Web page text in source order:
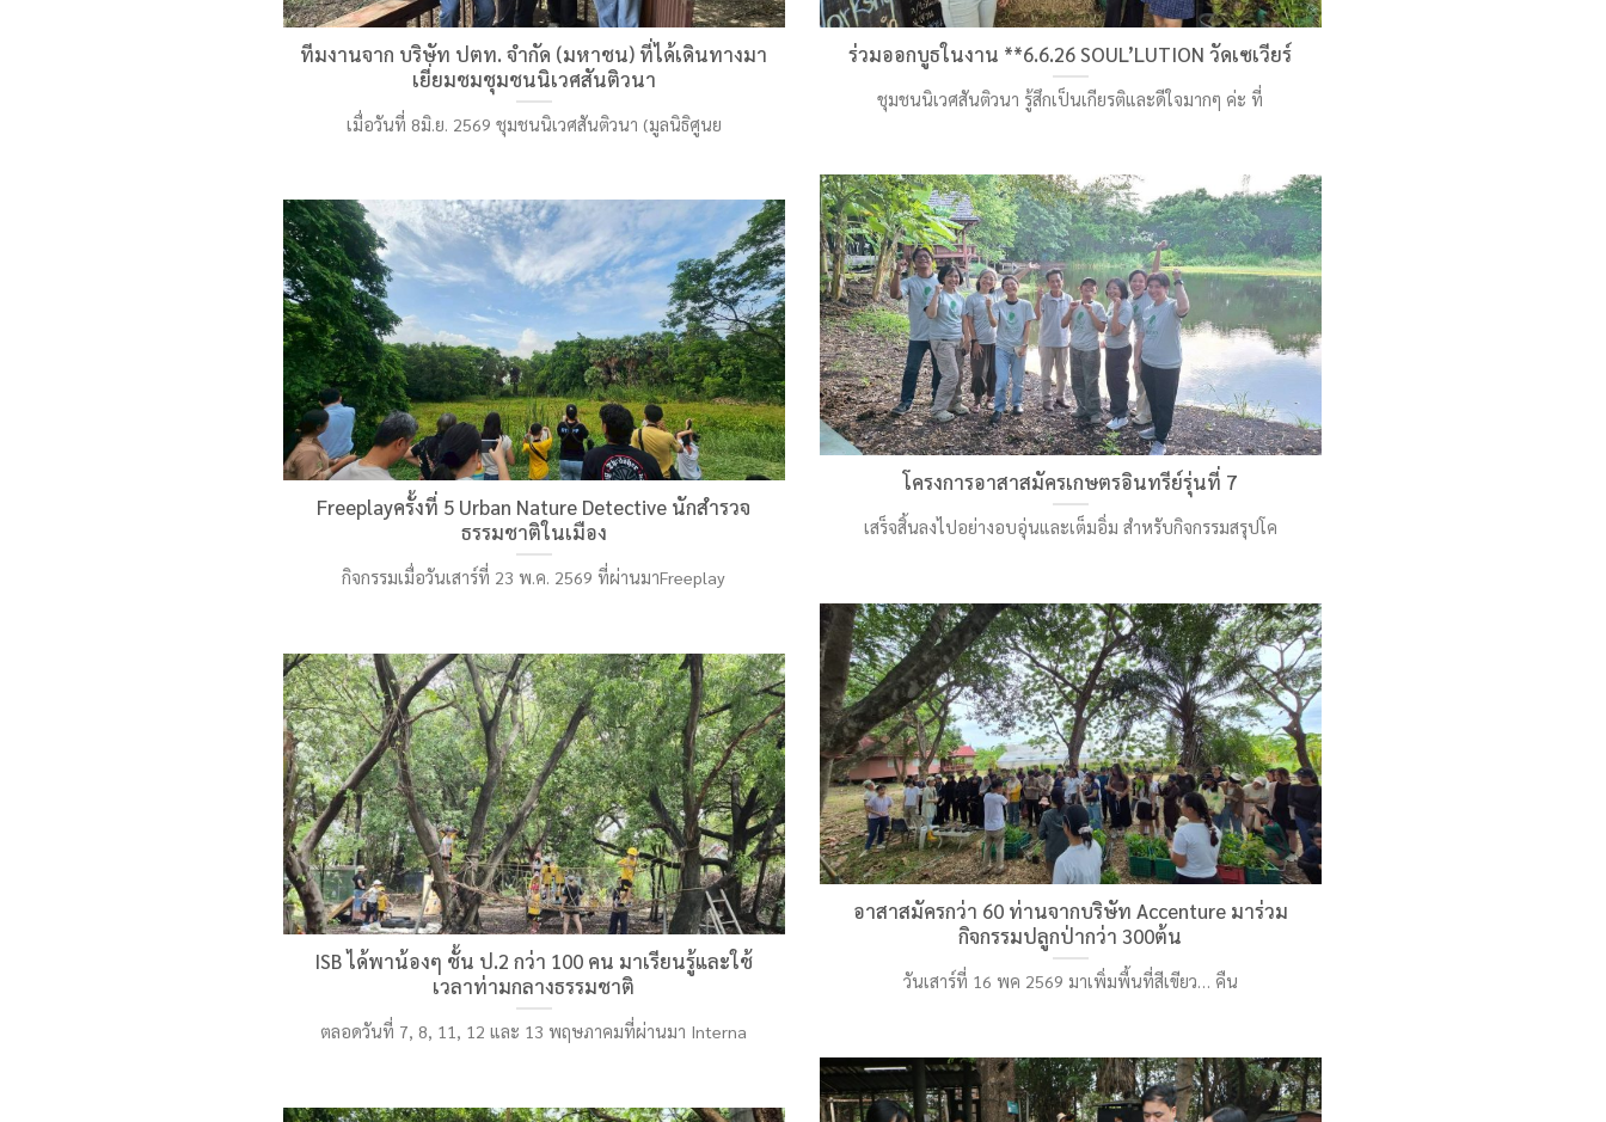
ทีมงานจาก บริษัท ปตท. จำกัด (มหาชน) ที่ได้เดินทางมา
เยี่ยมชมชุมชนนิเวศสันติวนา
เมื่อวันที่ 8มิ.ย. 2569 ชุมชนนิเวศสันติวนา (มูลนิธิศูนย
ร่วมออกบูธในงาน **6.6.26 SOUL’LUTION วัดเซเวียร์
ชุมชนนิเวศสันติวนา รู้สึกเป็นเกียรติและดีใจมากๆ ค่ะ ที่
โครงการอาสาสมัครเกษตรอินทรีย์รุ่นที่ 7
เสร็จสิ้นลงไปอย่างอบอุ่นและเต็มอิ่ม สำหรับกิจกรรมสรุปโค
Freeplayครั้งที่ 5 Urban Nature Detective นักสำรวจ
ธรรมชาติในเมือง
กิจกรรมเมื่อวันเสาร์ที่ 23 พ.ค. 2569 ที่ผ่านมาFreeplay
อาสาสมัครกว่า 60 ท่านจากบริษัท Accenture มาร่วม
กิจกรรมปลูกป่ากว่า 300ต้น
วันเสาร์ที่ 16 พค 2569 มาเพิ่มพื้นที่สีเขียว… คืน
ISB ได้พาน้องๆ ชั้น ป.2 กว่า 100 คน มาเรียนรู้และใช้
เวลาท่ามกลางธรรมชาติ
ตลอดวันที่ 7, 8, 11, 12 และ 13 พฤษภาคมที่ผ่านมา Interna